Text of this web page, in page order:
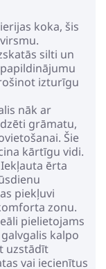
koka, šis
silti un
izturīgu
nāk ar
grāmatu,
Šie
kārtīgu vidi.
Iekļauta ērta
piekļuvi
zonu.
pielietojams
kalpo
uzstādīt
vai iecienītus